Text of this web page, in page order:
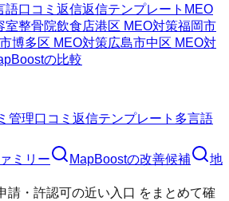
語口コミ返信返信テンプレート MEO
室整骨院飲食店港区 MEO対策福岡市
博多区 MEO対策広島市中区 MEO対
の比較
管理口コミ返信テンプレート 多言語
ミリー MapBoostの改善候補
地
請・許認可の近い入口 をまとめて確